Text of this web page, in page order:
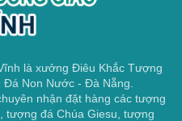
là xưởng Điêu Khắc Tượng
Non Nước - Đà Nẵng.
nhận đặt hàng các tượng
tượng đá Chúa Giesu, tượng